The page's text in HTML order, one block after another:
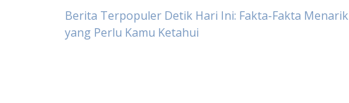
Post
Berita Terpopuler Detik Hari Ini: Fakta-Fakta Menarik
yang Perlu Kamu Ketahui